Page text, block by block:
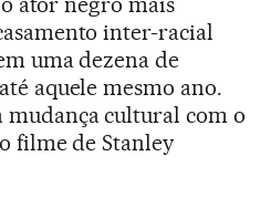
inter-racial
uma dezena de
aquele mesmo ano.
cultural com o
filme de Stanley